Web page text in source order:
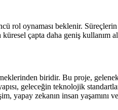
rol oynaması beklenir.
çapta daha geniş kullanım
biridir. Bu proje,
geleceğin teknolojik
zekanın insan yaşamını